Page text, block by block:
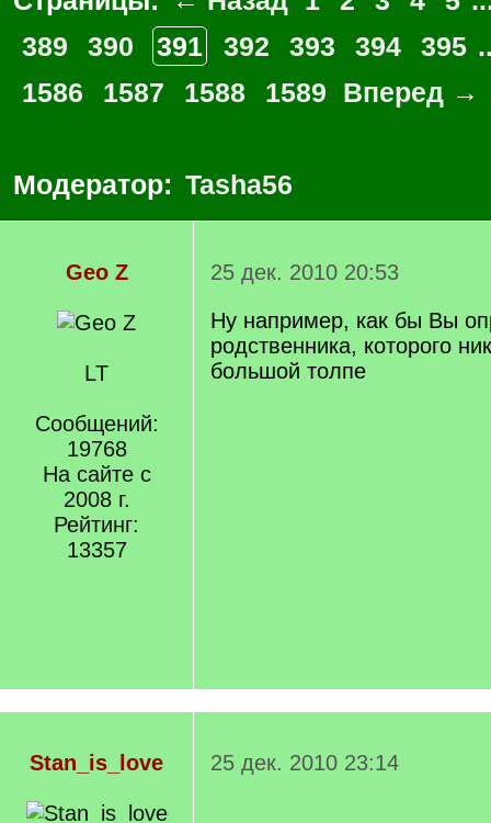
389
390 391 392 393 394 395
1586
1587 1588 1589 Вперед →
Модератор: Tasha56
Geo Z
LT
Сообщений:
19768
На сайте с
2008 г.
Рейтинг:
13357
25 дек. 2010 20:53
Ну например, как бы Вы
родственника, которого
большой толпе
Stan_is_love 25 дек. 2010 23:14